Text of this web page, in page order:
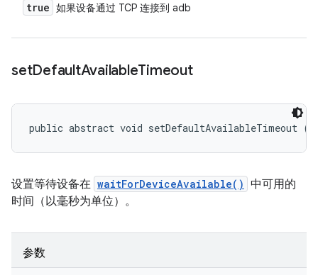
true 如果设备通过 TCP 连接到 adb
setDefaultAvailableTimeout
public abstract void setDefaultAvailableTimeout
设置等待设备在 waitForDeviceAvailable() 中可用的
时间（以毫秒为单位）。
参数